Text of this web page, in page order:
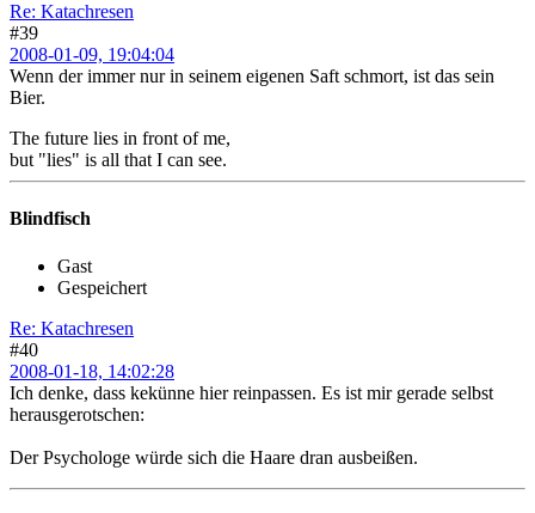
Re: Katachresen
#39
2008-01-09, 19:04:04
Wenn der immer nur in seinem eigenen Saft schmort, ist das sein
Bier.
The future lies in front of me,
but "lies" is all that I can see.
Blindfisch
Gast
Gespeichert
Re: Katachresen
#40
2008-01-18, 14:02:28
Ich denke, dass kekünne hier reinpassen. Es ist mir gerade selbst
herausgerotschen:
Der Psychologe würde sich die Haare dran ausbeißen.